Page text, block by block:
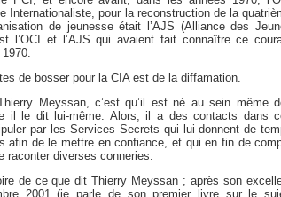
Internationaliste, pour la reconstruction de la
de jeunesse était l’AJS (Alliance des
l’OCI et l’AJS qui avaient fait connaître ce
de bosser pour la CIA est de la diffamation.
Meyssan, c’est qu’il est né au sein même
il le dit lui-même. Alors, il a des contacts dans
par les Services Secrets qui lui donnent de
afin de le mettre en confiance, et qui en fin de
raconter diverses conneries.
de ce que dit Thierry Meyssan ; après son
2001 (je parle de son premier livre sur le